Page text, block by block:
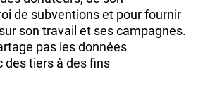
de subventions et pour fournir
son travail et ses campagnes.
pas les données
des tiers à des fins